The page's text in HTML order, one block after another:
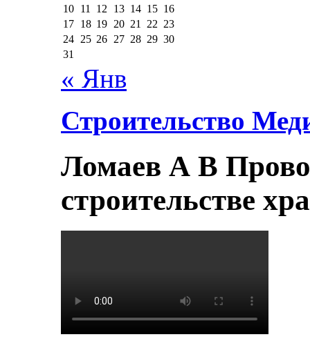
10 11 12 13 14 15 16
17 18 19 20 21 22 23
24 25 26 27 28 29 30
31
« Янв
Строительство
Ломаев А В
строительстве